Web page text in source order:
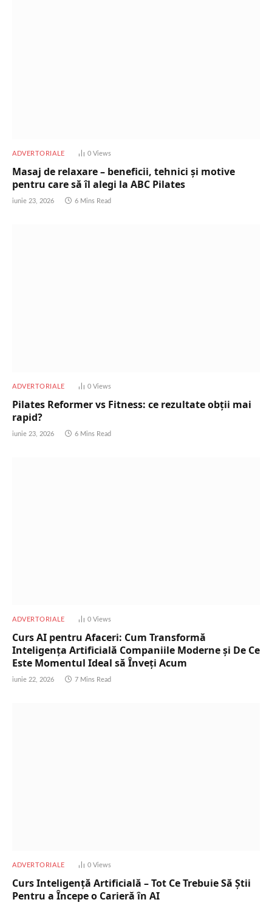
ADVERTORIALE 0 Views
Masaj de relaxare – beneficii, tehnici și motive
pentru care să îl alegi la ABC Pilates
iunie 23, 2026 6 Mins Read
ADVERTORIALE 0 Views
Pilates Reformer vs Fitness: ce rezultate obții mai
rapid?
iunie 23, 2026 6 Mins Read
ADVERTORIALE 0 Views
Curs AI pentru Afaceri: Cum Transformă
Inteligența Artificială Companiile Moderne și De Ce
Este Momentul Ideal să Înveți Acum
iunie 22, 2026 7 Mins Read
ADVERTORIALE 0 Views
Curs Inteligență Artificială – Tot Ce Trebuie Să Știi
Pentru a Începe o Carieră în AI